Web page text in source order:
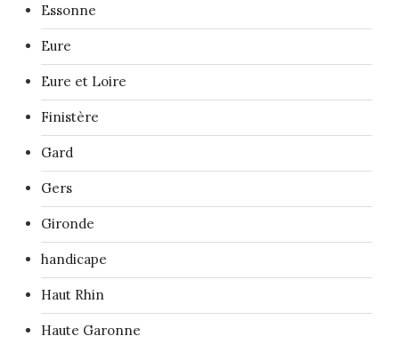
Essonne
Eure
Eure et Loire
Finistère
Gard
Gers
Gironde
handicape
Haut Rhin
Haute Garonne